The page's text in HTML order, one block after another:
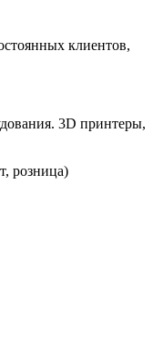
клиентов,
3D принтеры,
розница)